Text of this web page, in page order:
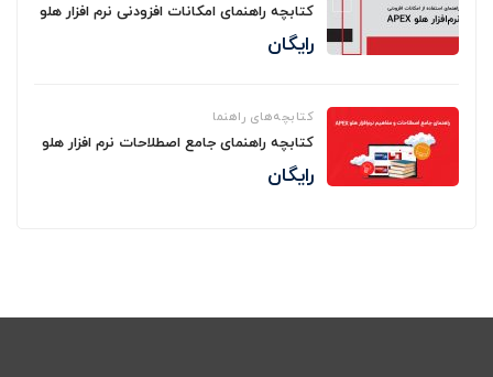
کتابچه راهنمای امکانات افزودنی نرم افزار هلو
رایگان
کتابچه‌های راهنما
کتابچه راهنمای جامع اصطلاحات نرم افزار هلو
رایگان